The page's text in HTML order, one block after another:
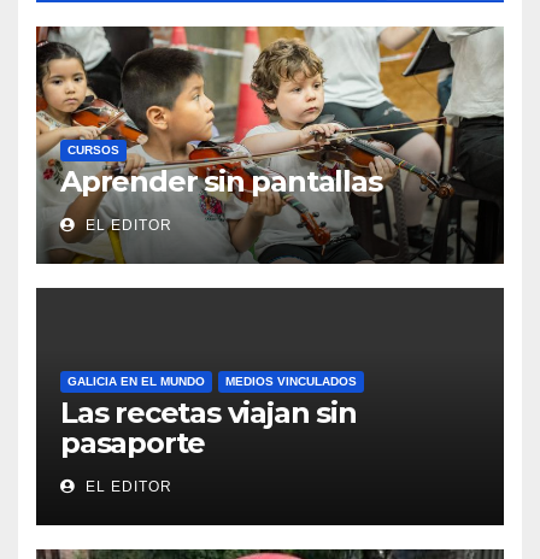
CURSOS
Aprender sin pantallas
EL EDITOR
GALICIA EN EL MUNDO MEDIOS VINCULADOS
Las recetas viajan sin
pasaporte
EL EDITOR